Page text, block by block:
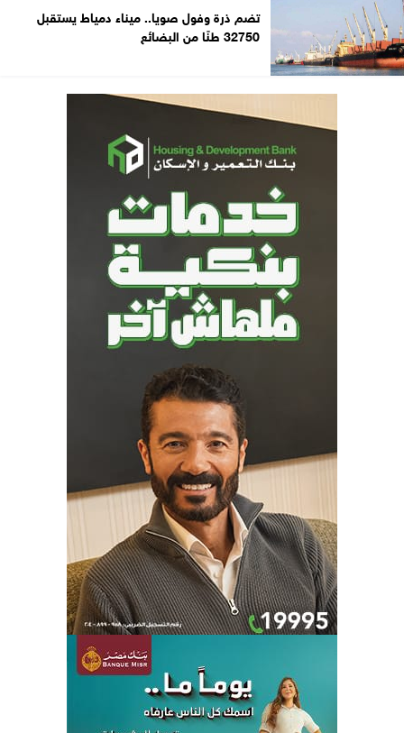
تضم ذرة وفول صويا.. ميناء دمياط يستقبل
32750 طنًا من البضائع